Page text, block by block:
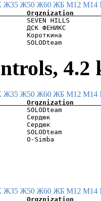
Ж35 Ж50 Ж60 ЖБ М12 М14
SEVEN
ДСК ФЕНИКС
Короткина
4.2
Ж35 Ж50 Ж60 ЖБ М12 М14
Сердюк
Сердюк
SOLODteam
Ж35 Ж50 Ж60 ЖБ М12 М14